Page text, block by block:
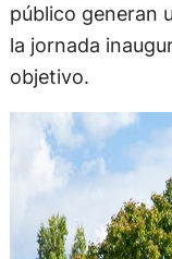
público generan
la jornada
objetivo.